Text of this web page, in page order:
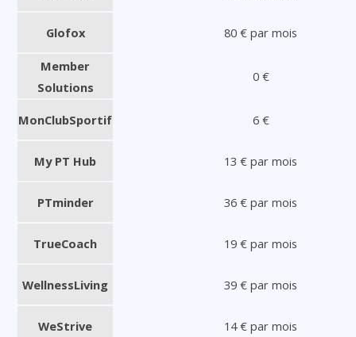
Glofox 80 € par mois
Member
Solutions
0 €
MonClubSportif 6 €
My PT Hub 13 € par mois
PTminder 36 € par mois
TrueCoach 19 € par mois
WellnessLiving 39 € par mois
WeStrive 14 € par mois